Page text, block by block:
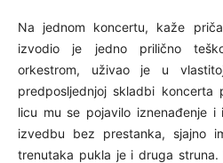
Na jednom koncertu, kaže
izvodio je jedno prilično
orkestrom, uživao je u
predposljednjoj skladbi koncerta
licu mu se pojavilo iznenađenje
izvedbu bez prestanka, sjajno
trenutaka pukla je i druga